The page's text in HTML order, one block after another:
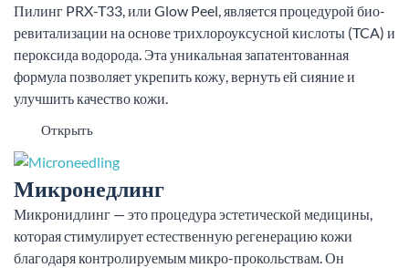
Пилинг PRX-T33, или Glow Peel, является процедурой био-
ревитализации на основе трихлороуксусной кислоты (TCA) и
пероксида водорода. Эта уникальная запатентованная
формула позволяет укрепить кожу, вернуть ей сияние и
улучшить качество кожи.
Открыть
Микронедлинг
Микронидлинг — это процедура эстетической медицины,
которая стимулирует естественную регенерацию кожи
благодаря контролируемым микро-прокольствам. Он